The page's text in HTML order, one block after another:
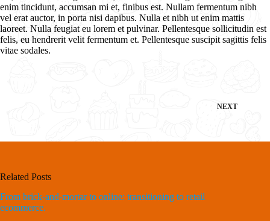
enim tincidunt, accumsan mi et, finibus est. Nullam fermentum nibh
vel erat auctor, in porta nisi dapibus. Nulla et nibh ut enim mattis
laoreet. Nulla feugiat eu lorem et pulvinar. Pellentesque sollicitudin est
felis, eu hendrerit velit fermentum et. Pellentesque suscipit sagittis felis
vitae sodales.
NEXT
Related Posts
From brick-and-mortar to online: transitioning to retail
ecommerce.